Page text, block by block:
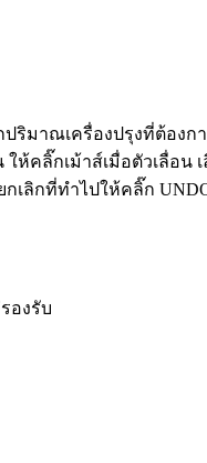
ริมาณเครื่องปรุงที่ต้อง
คลิ๊กเม้าส์เมื่อตัวเลื่อน
กเลิกที่ทำไปให้คลิ๊ก
องรับ